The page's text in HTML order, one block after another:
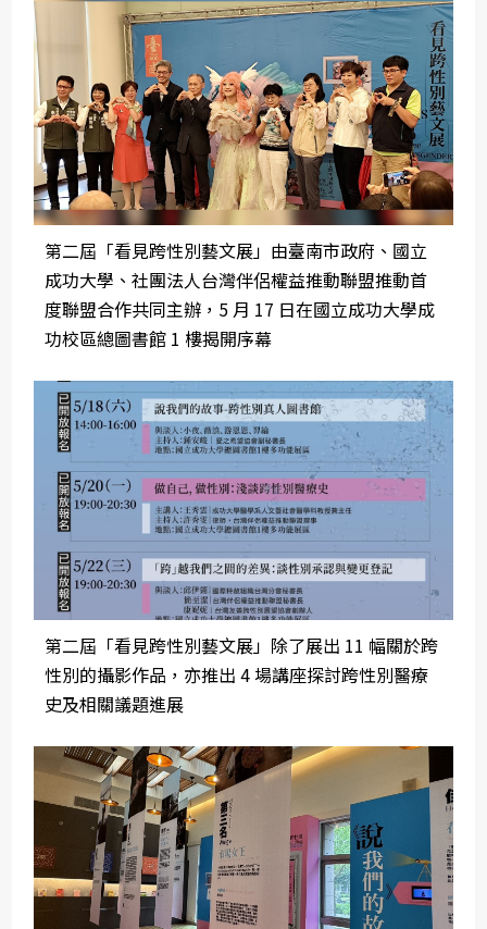
第二屆「看見跨性別藝文展」由臺南市政府、國立
成功大學、社團法人台灣伴侶權益推動聯盟推動首
度聯盟合作共同主辦，5 月 17 日在國立成功大學成
功校區總圖書館 1 樓揭開序幕
第二屆「看見跨性別藝文展」除了展出 11 幅關於跨
性別的攝影作品，亦推出 4 場講座探討跨性別醫療
史及相關議題進展